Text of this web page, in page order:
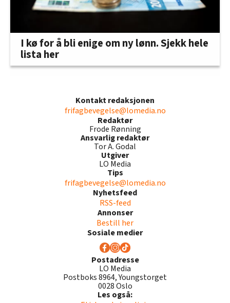
I kø for å bli enige om ny lønn. Sjekk hele
lista her
Kontakt redaksjonen
frifagbevegelse@lomedia.no
Redaktør
Frode Rønning
Ansvarlig redaktør
Tor A. Godal
Utgiver
LO Media
Tips
frifagbevegelse@lomedia.no
Nyhetsfeed
RSS-feed
Annonser
Bestill her
Sosiale medier
Postadresse
LO Media
Postboks 8964, Youngstorget
0028 Oslo
Les også: